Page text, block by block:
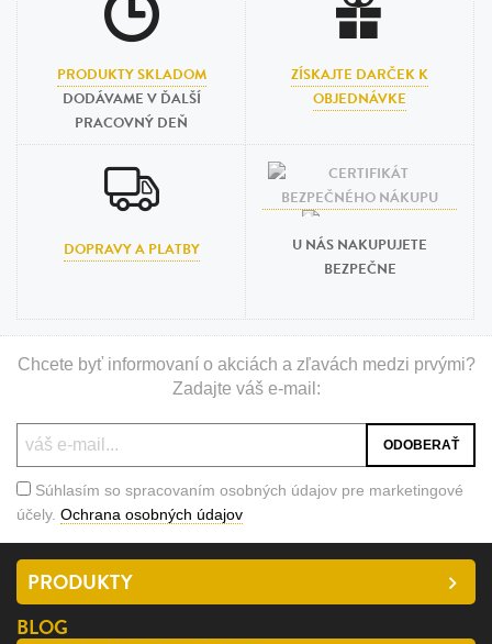
PRODUKTY SKLADOM
DODÁVAME V ĎALŠÍ
PRACOVNÝ DEŇ
ZÍSKAJTE DARČEK K
OBJEDNÁVKE
DOPRAVY A PLATBY
U NÁS NAKUPUJETE
BEZPEČNE
Chcete byť informovaní o akciách a zľavách medzi prvými?
Zadajte váš e-mail:
Súhlasím so spracovaním osobných údajov pre marketingové
účely. Ochrana osobných údajov
PRODUKTY
BLOG